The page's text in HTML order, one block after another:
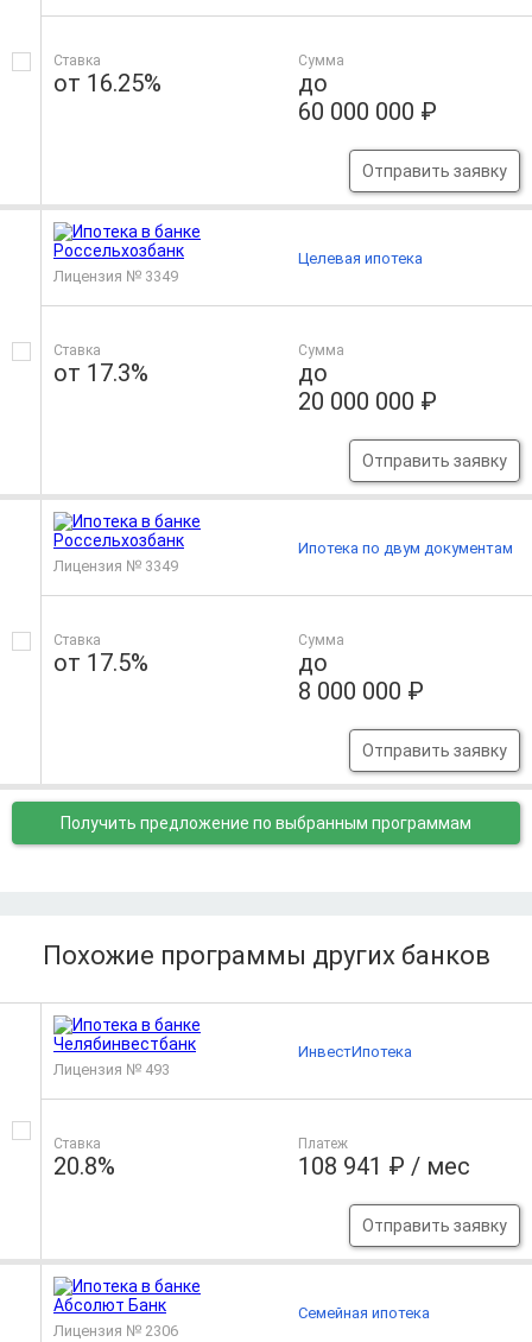
Ставка
от 16.25%
Сумма
до
60 000 000 ₽
Отправить заявку
Лицензия № 3349
Ставка
от 17.3%
Сумма
до
20 000 000 ₽
Отправить заявку
Целевая ипотека
Лицензия № 3349
Ставка
от 17.5%
Сумма
до
8 000 000 ₽
Отправить заявку
Ипотека по двум документам
Получить предложение по выбранным программам
Похожие программы других банков
Лицензия № 493
Ставка
20.8%
Платеж
108 941 ₽ / мес
Отправить заявку
ИнвестИпотека
Лицензия № 2306
Семейная ипотека